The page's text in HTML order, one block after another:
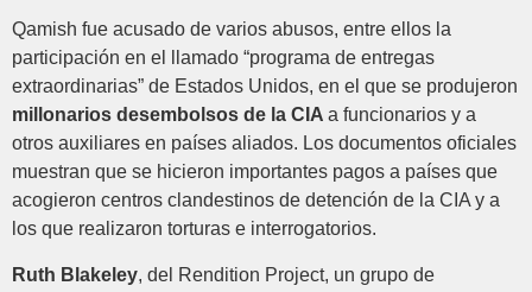
Qamish fue acusado de varios abusos, entre ellos la
participación en el llamado “programa de entregas
extraordinarias” de Estados Unidos, en el que se produjeron
millonarios desembolsos de la CIA a funcionarios y a
otros auxiliares en países aliados. Los documentos oficiales
muestran que se hicieron importantes pagos a países que
acogieron centros clandestinos de detención de la CIA y a
los que realizaron torturas e interrogatorios.
Ruth Blakeley, del Rendition Project, un grupo de